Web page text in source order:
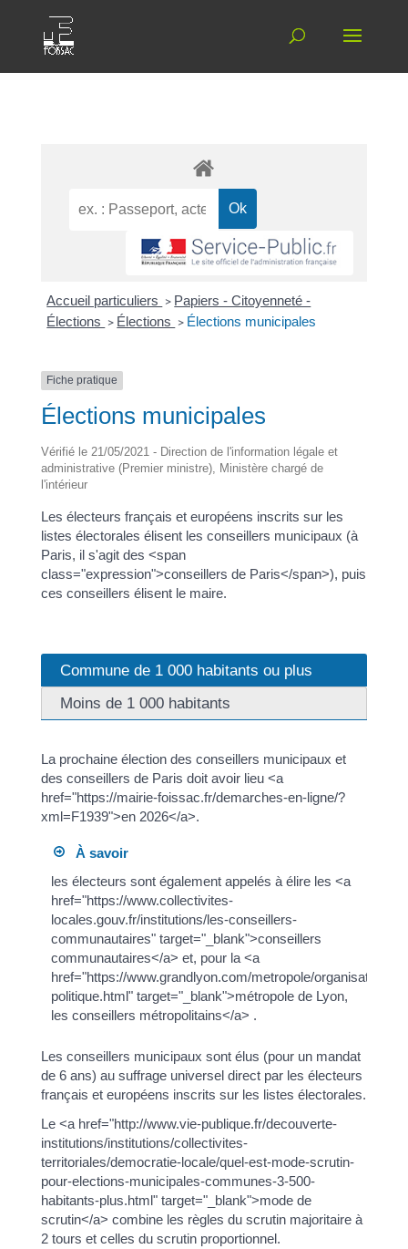
Accueil particuliers > Papiers - Citoyenneté -
Élections > Élections > Élections municipales
Fiche pratique
Élections municipales
Vérifié le 21/05/2021 - Direction de l'information légale et
administrative (Premier ministre), Ministère chargé de
l'intérieur
Les électeurs français et européens inscrits sur les
listes électorales élisent les conseillers municipaux (à
Paris, il s'agit des <span
class="expression">conseillers de Paris</span>), puis
ces conseillers élisent le maire.
Commune de 1 000 habitants ou plus
Moins de 1 000 habitants
La prochaine élection des conseillers municipaux et
des conseillers de Paris doit avoir lieu <a
href="https://mairie-foissac.fr/demarches-en-ligne/?
xml=F1939">en 2026</a>.
À savoir
les électeurs sont également appelés à élire les <a
href="https://www.collectivites-
locales.gouv.fr/institutions/les-conseillers-
communautaires" target="_blank">conseillers
communautaires</a> et, pour la <a
href="https://www.grandlyon.com/metropole/organisation-
politique.html" target="_blank">métropole de Lyon,
les conseillers métropolitains</a> .
Les conseillers municipaux sont élus (pour un mandat
de 6 ans) au suffrage universel direct par les électeurs
français et européens inscrits sur les listes électorales.
Le <a href="http://www.vie-publique.fr/decouverte-
institutions/institutions/collectivites-
territoriales/democratie-locale/quel-est-mode-scrutin-
pour-elections-municipales-communes-3-500-
habitants-plus.html" target="_blank">mode de
scrutin</a> combine les règles du scrutin majoritaire à
2 tours et celles du scrutin proportionnel.